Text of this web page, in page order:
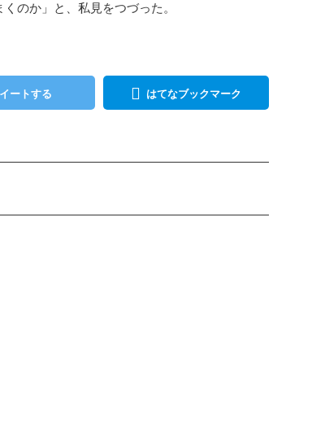
のか」と、私見をつづった。
ートする はてなブックマーク